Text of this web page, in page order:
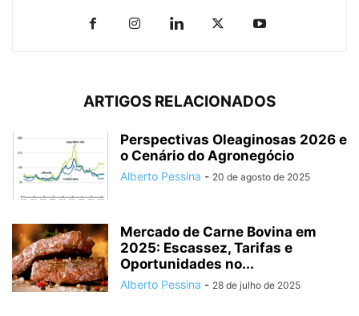
ARTIGOS RELACIONADOS
Perspectivas Oleaginosas 2026 e
o Cenário do Agronegócio
Alberto Pessina - 20 de agosto de 2025
Mercado de Carne Bovina em
2025: Escassez, Tarifas e
Oportunidades no...
Alberto Pessina - 28 de julho de 2025